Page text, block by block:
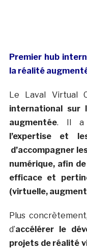
Premier hub
la réalité
Le Laval Virtual
international
augmentée. Il a
l’expertise et
d’accompagner
numérique, afin
efficace et
(virtuelle,
Plus
d’accélérer le
projets de réalité